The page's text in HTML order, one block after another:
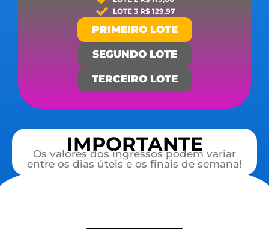
LOTE 3 R$ 129,97
PRIMEIRO LOTE
SEGUNDO LOTE
TERCEIRO LOTE
IMPORTANTE
Os valores dos ingressos podem variar
entre os dias úteis e os finais de semana!